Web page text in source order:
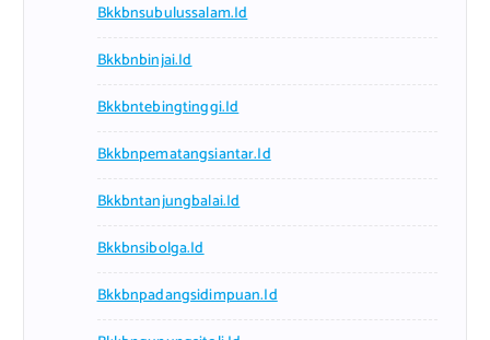
Bkkbnsubulussalam.id
Bkkbnbinjai.id
Bkkbntebingtinggi.id
Bkkbnpematangsiantar.id
Bkkbntanjungbalai.id
Bkkbnsibolga.id
Bkkbnpadangsidimpuan.id